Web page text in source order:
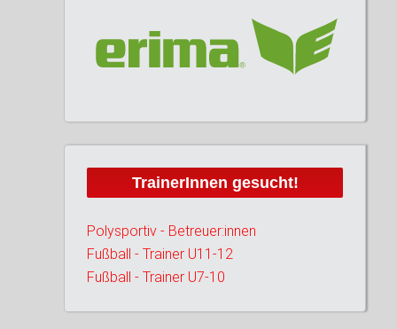
TrainerInnen gesucht!
Polysportiv - Betreuer:innen
Fußball - Trainer U11-12
Fußball - Trainer U7-10